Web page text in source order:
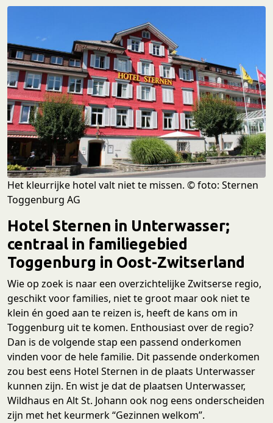
Het kleurrijke hotel valt niet te missen. © foto: Sternen
Toggenburg AG
Hotel Sternen in Unterwasser;
centraal in familiegebied
Toggenburg in Oost-Zwitserland
Wie op zoek is naar een overzichtelijke Zwitserse regio,
geschikt voor families, niet te groot maar ook niet te
klein én goed aan te reizen is, heeft de kans om in
Toggenburg uit te komen. Enthousiast over de regio?
Dan is de volgende stap een passend onderkomen
vinden voor de hele familie. Dit passende onderkomen
zou best eens Hotel Sternen in de plaats Unterwasser
kunnen zijn. En wist je dat de plaatsen Unterwasser,
Wildhaus en Alt St. Johann ook nog eens onderscheiden
zijn met het keurmerk “Gezinnen welkom”.